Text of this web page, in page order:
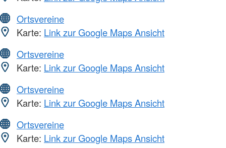
Ortsvereine
Karte: Link zur Google Maps Ansicht
Ortsvereine
Karte: Link zur Google Maps Ansicht
Ortsvereine
Karte: Link zur Google Maps Ansicht
Ortsvereine
Karte: Link zur Google Maps Ansicht